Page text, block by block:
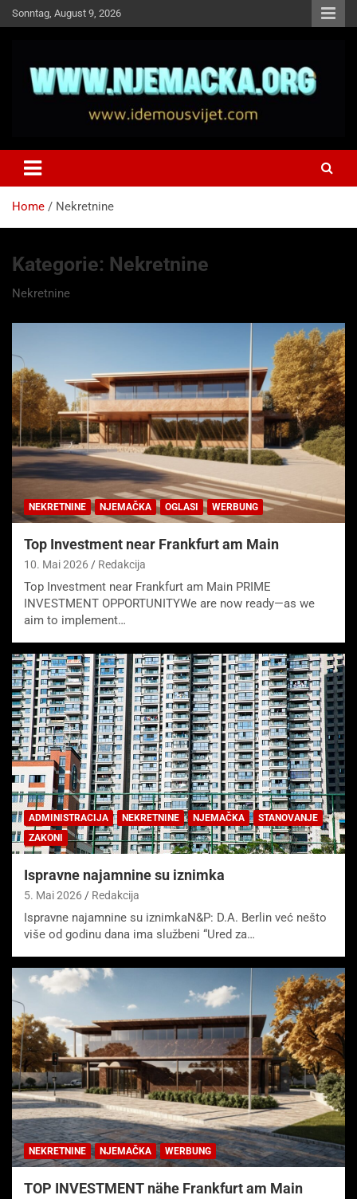
Skip
to
Sonntag, August 9, 2026
Idemo u Svijet-Njemacka!
Home Nekretnine
Kategorie: Nekretnine
Nekretnine
NEKRETNINE NJEMAČKA OGLASI WERBUNG
Top Investment near Frankfurt am Main
10. Mai 2026 Redakcija
Top Investment near Frankfurt am Main PRIME
INVESTMENT OPPORTUNITYWe are now ready—as we
aim to implement…
ADMINISTRACIJA NEKRETNINE NJEMAČKA
STANOVANJE
ZAKONI
Ispravne najamnine su iznimka
5. Mai 2026 Redakcija
Ispravne najamnine su iznimkaN&P: D.A. Berlin već nešto
više od godinu dana ima službeni “Ured za…
NEKRETNINE NJEMAČKA WERBUNG
TOP INVESTMENT nähe Frankfurt am Main